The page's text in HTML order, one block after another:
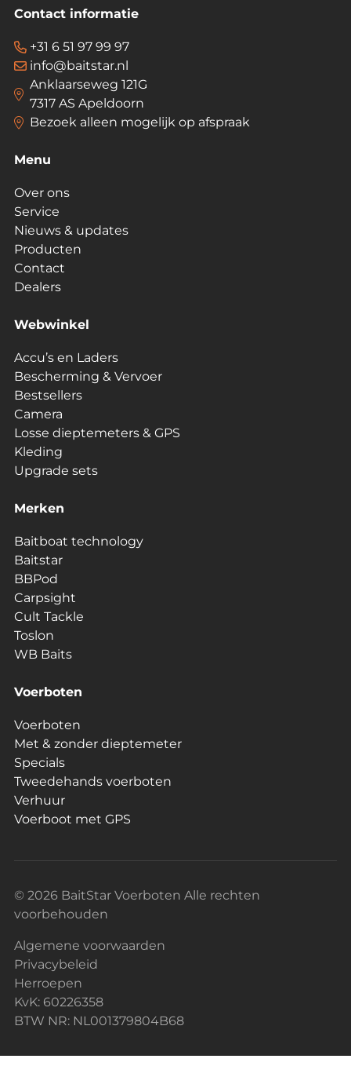
Contact informatie
+31 6 51 97 99 97
info@baitstar.nl
Anklaarseweg 121G
7317 AS Apeldoorn
Bezoek alleen mogelijk op afspraak
Menu
Over ons
Service
Nieuws & updates
Producten
Contact
Dealers
Webwinkel
Accu’s en Laders
Bescherming & Vervoer
Bestsellers
Camera
Losse dieptemeters & GPS
Kleding
Upgrade sets
Merken
Baitboat technology
Baitstar
BBPod
Carpsight
Cult Tackle
Toslon
WB Baits
Voerboten
Voerboten
Met & zonder dieptemeter
Specials
Tweedehands voerboten
Verhuur
Voerboot met GPS
© 2026 BaitStar Voerboten Alle rechten
voorbehouden
Algemene voorwaarden
Privacybeleid
Herroepen
KvK: 60226358
BTW NR: NL001379804B68